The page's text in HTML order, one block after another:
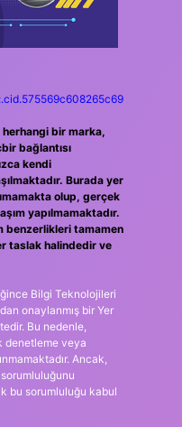
bir marka,
bağlantısı
kendi
Burada yer
olup, gerçek
yapılmamaktadır.
benzerlikleri tamamen
taslak halindedir ve
Bilgi Teknolojileri
onaylanmış bir Yer
Bu nedenle,
denetleme veya
Ancak,
bu sorumluluğu kabul